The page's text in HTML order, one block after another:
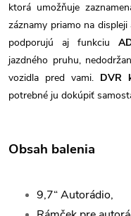
ktorá umožňuje
záznamy priamo na
podporujú aj funkciu
jazdného pruhu,
vozidla pred vami. DVR
potrebné ju dokúpiť
Obsah balenia
9,7“ Autorádio,